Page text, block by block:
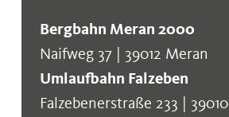
Bergbahn Meran 2000
Naifweg 37 | 39012 Meran
Umlaufbahn Falzeben
Falzebenerstraße 233 | 39010